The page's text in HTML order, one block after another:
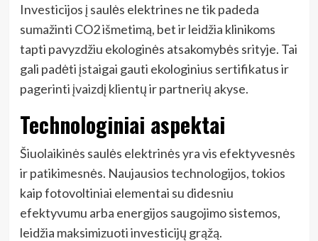
Investicijos į saulės elektrines ne tik padeda
sumažinti CO2 išmetimą, bet ir leidžia klinikoms
tapti pavyzdžiu ekologinės atsakomybės srityje. Tai
gali padėti įstaigai gauti ekologinius sertifikatus ir
pagerinti įvaizdį klientų ir partnerių akyse.
Technologiniai aspektai
Šiuolaikinės saulės elektrinės yra vis efektyvesnės
ir patikimesnės. Naujausios technologijos, tokios
kaip fotovoltiniai elementai su didesniu
efektyvumu arba energijos saugojimo sistemos,
leidžia maksimizuoti investicijų grąžą.